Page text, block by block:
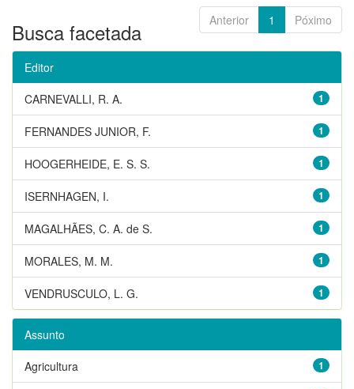
Anterior 1 Póximo
Busca facetada
Editor
1
CARNEVALLI, R. A.
1
FERNANDES JUNIOR, F.
1
HOOGERHEIDE, E. S. S.
1
ISERNHAGEN, I.
1
MAGALHÃES, C. A. de S.
1
MORALES, M. M.
1
VENDRUSCULO, L. G.
Assunto
1
Agricultura